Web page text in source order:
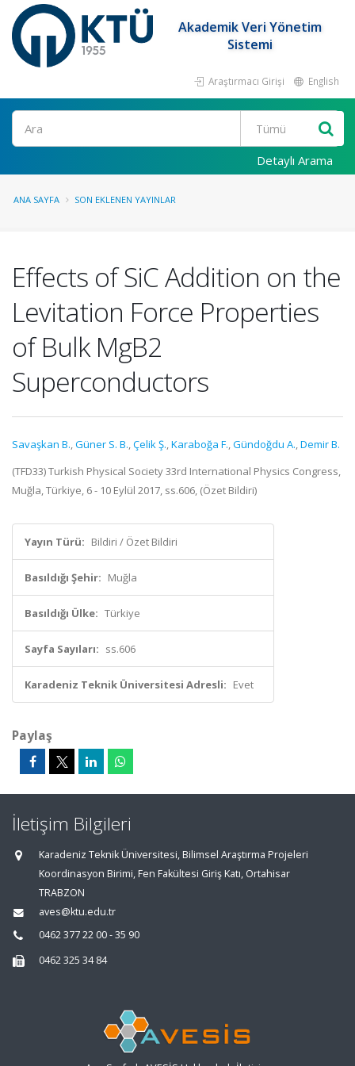
Akademik Veri Yönetim
Sistemi
Araştırmacı Girişi English
Ara
Detaylı Arama
ANA SAYFA SON EKLENEN YAYINLAR
Effects of SiC Addition on the
Levitation Force Properties
of Bulk MgB2
Superconductors
Savaşkan B.,Güner S. B.,Çelik Ş.,Karaboğa F.,Gündoğdu A.,Demir B.
(TFD33) Turkish Physical Society 33rd International Physics Congress,
Muğla, Türkiye, 6 - 10 Eylül 2017, ss.606, (Özet Bildiri)
Yayın Türü: Bildiri / Özet Bildiri
Basıldığı Şehir: Muğla
Basıldığı Ülke: Türkiye
Sayfa Sayıları: ss.606
Karadeniz Teknik Üniversitesi Adresli: Evet
Paylaş
İletişim Bilgileri
Karadeniz Teknik Üniversitesi, Bilimsel Araştırma Projeleri
Koordinasyon Birimi, Fen Fakültesi Giriş Katı, Ortahisar
TRABZON
aves@ktu.edu.tr
0462 377 22 00 - 35 90
0462 325 34 84